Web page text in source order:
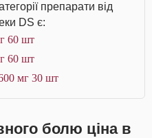
препарати від
DS є:
60 шт
60 шт
мг 30 шт
болю ціна в